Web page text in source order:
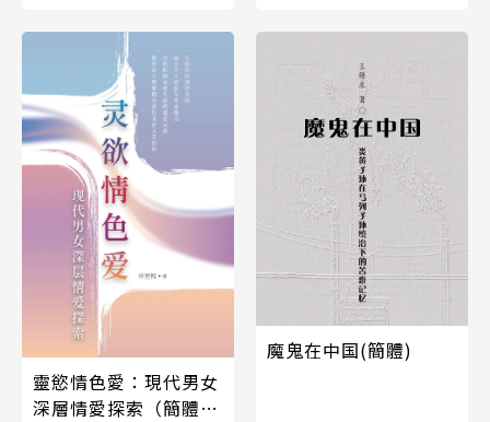
靈慾情色愛：現代男女
深層情愛探索（簡體
魔鬼在中国(簡體)